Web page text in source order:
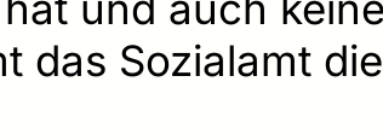
das Sozialamt